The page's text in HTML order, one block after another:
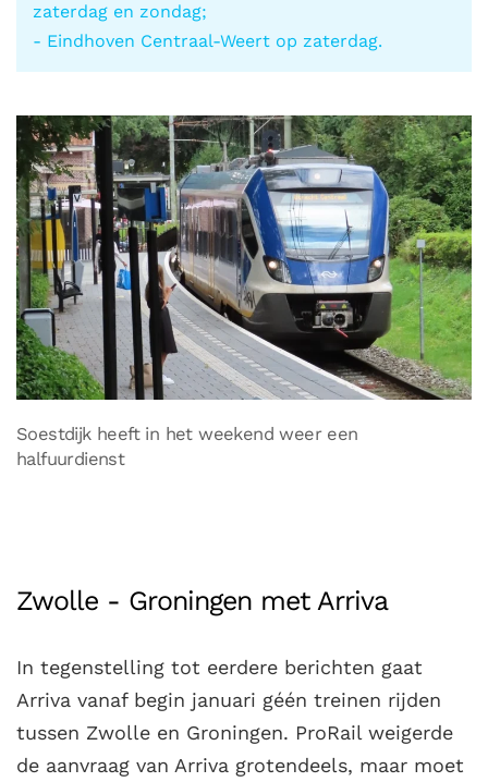
zaterdag en zondag;
- Eindhoven Centraal-Weert op zaterdag.
Soestdijk heeft in het weekend weer een
halfuurdienst
Zwolle - Groningen met Arriva
In tegenstelling tot eerdere berichten gaat
Arriva vanaf begin januari géén treinen rijden
tussen Zwolle en Groningen. ProRail weigerde
de aanvraag van Arriva grotendeels, maar moet